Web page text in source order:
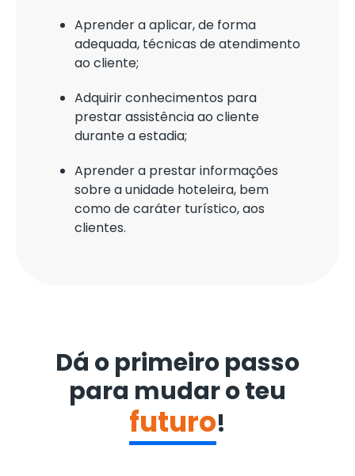
Aprender a aplicar, de forma
adequada, técnicas de atendimento
ao cliente;
Adquirir conhecimentos para
prestar assistência ao cliente
durante a estadia;
Aprender a prestar informações
sobre a unidade hoteleira, bem
como de caráter turístico, aos
clientes.
Dá o primeiro passo
para mudar o teu
futuro!